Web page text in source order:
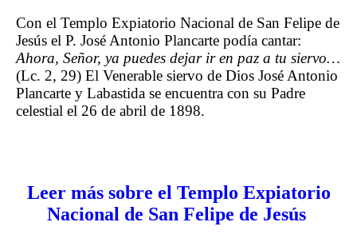
Con el Templo Expiatorio Nacional de San Felipe de
Jesús el P. José Antonio Plancarte podía cantar:
Ahora, Señor, ya puedes dejar ir en paz a tu siervo…
(Lc. 2, 29) El Venerable siervo de Dios José Antonio
Plancarte y Labastida se encuentra con su Padre
celestial el 26 de abril de 1898.
Leer más sobre el Templo Expiatorio
Nacional de San Felipe de Jesús